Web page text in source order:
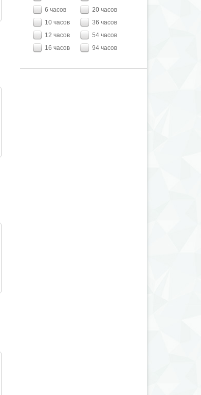
6 часов
10 часов
12 часов
16 часов
20 часов
36 часов
54 часов
94 часов